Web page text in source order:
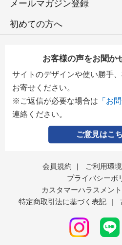
メールマガジン登録
初めての方へ
お客様の声をお聞か
サイトのデザインや使い勝手
お寄せください。
※ご返信が必要な場合は 「お
連絡ください。
ご意見はこ
会員規約 | ご利用環境
プライバシーポ
カスタマーハラスメン
特定商取引法に基づく表記
|